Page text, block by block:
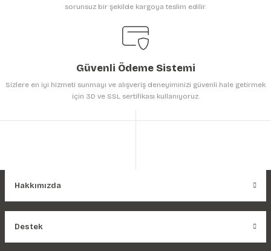
Gönder
sorunsuz bir şekilde kargoya teslim edilir.
Güvenli Ödeme Sistemi
Sizlere en iyi hizmeti sunmayı ve alışveriş deneyiminizi güvenli hale getirmek
için 3D ve SSL sertifikası kullanıyoruz.
Hakkımızda
Destek